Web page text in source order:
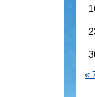
«